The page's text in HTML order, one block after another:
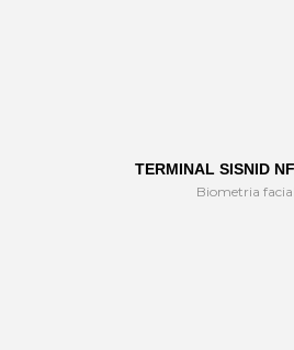
TERMINAL SISNID
Biometria facial